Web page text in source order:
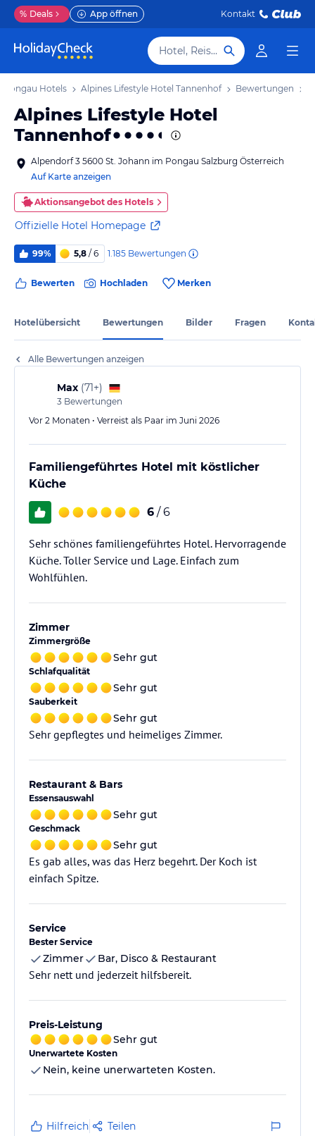
% Deals App öffnen Kontakt
Hotel, Reiseziel
Pongau Hotels Alpines Lifestyle Hotel Tannenhof Bewertungen
Alpines Lifestyle Hotel
Tannenhof
Alpendorf 3 5600 St. Johann im Pongau Salzburg Österreich
Auf Karte anzeigen
Aktionsangebot des Hotels
Offizielle Hotel Homepage
99% 5,8 / 6 1.185 Bewertungen
Bewerten Hochladen Merken
Hotelübersicht Bewertungen Bilder Fragen
Alle Bewertungen anzeigen
Max (71+)
3 Bewertungen
Vor 2 Monaten • Verreist als Paar im Juni 2026
Familiengeführtes Hotel mit köstlicher
Küche
6 / 6
Sehr schönes familiengeführtes Hotel. Hervorragende
Küche. Toller Service und Lage. Einfach zum
Wohlfühlen.
Zimmer
Zimmergröße
Sehr gut
Schlafqualität
Sehr gut
Sauberkeit
Sehr gut
Sehr gepflegtes und heimeliges Zimmer.
Restaurant & Bars
Essensauswahl
Sehr gut
Geschmack
Sehr gut
Es gab alles, was das Herz begehrt. Der Koch ist
einfach Spitze.
Service
Bester Service
Zimmer Bar, Disco & Restaurant
Sehr nett und jederzeit hilfsbereit.
Preis-Leistung
Sehr gut
Unerwartete Kosten
Nein, keine unerwarteten Kosten.
Hilfreich Teilen